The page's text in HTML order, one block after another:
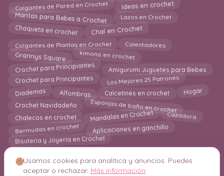
Colgantes de Pared en Crochet Ideas en crochet
Mantas para Bebes a Crochet Lazos en Crochet
Chaqueta en crochet Chal en Crochet
Colgantes de Plantas en Crochet Calentadores
Grannys Square kimono en crochet
Crochet para Principiantes Amigurumi Juguetes para Bebes
Crochet para Principantes Los Mejores 25 Patrones
Diademas Alfombras Calcetines en crochet Hogar
Crochet Navidadeño Esponjas de baño en crochet
Chalecos en crochet Mandalas en Crochet Cazadora
Bermudas en crochet Aplicaciones en ganchillo
Bisuteria y Joyeria en Crochet
Usamos cookies para analítica y anuncios. Puedes
aceptar o rechazar. Más información